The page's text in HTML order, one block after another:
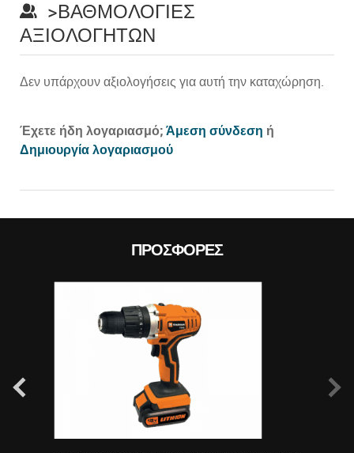
>ΒΑΘΜΟΛΟΓΊΕΣ
ΑΞΙΟΛΟΓΗΤΏΝ
Δεν υπάρχουν αξιολογήσεις για αυτή την καταχώρηση.
Έχετε ήδη λογαριασμό; Άμεση σύνδεση ή
Δημιουργία λογαριασμού
ΠΡΟΣΦΟΡΈΣ